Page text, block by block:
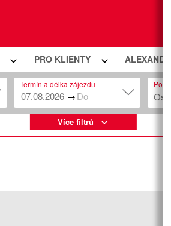
PRO KLIENTY
Termín a délka zájezdu
→
Více filtrů